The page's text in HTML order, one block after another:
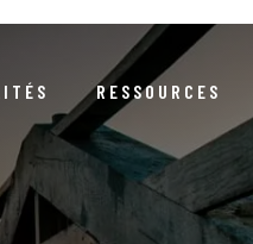
RESSOURCES
RSE